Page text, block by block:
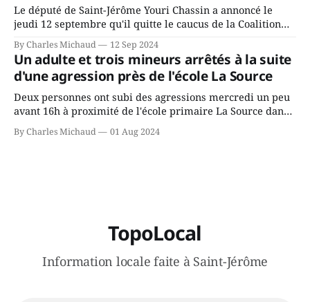
Le député de Saint-Jérôme Youri Chassin a annoncé le
jeudi 12 septembre qu'il quitte le caucus de la Coalition
Avenir Québec de François Legault parce qu'il est déçu du
gouvernement de la CAQ, surtout de son incapacité, qu'il
juge chronique, à offrir des
By Charles Michaud 12 Sep 2024
Un adulte et trois mineurs arrêtés à la suite
d'une agression près de l'école La Source
Deux personnes ont subi des agressions mercredi un peu
avant 16h à proximité de l'école primaire La Source dans
le secteur Bellefeuille de Saint-Jérôme. L'une de deux
victimes aurait été écrasée sous un véhicule et aspergée
By Charles Michaud 01 Aug 2024
TopoLocal
Information locale faite à Saint-Jérôme